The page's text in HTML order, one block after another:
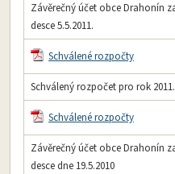
Závěrečný účet obce Drahonín
desce 5.5.2011.
Schválené rozpočty
Schválený rozpočet pro rok 2011.
Schválené rozpočty
Závěrečný účet obce Drahonín
desce dne 19.5.2010